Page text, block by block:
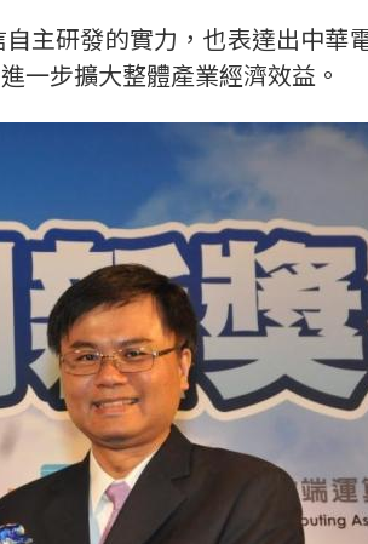
主研發的實力，也表達出中華
一步擴大整體產業經濟效益。